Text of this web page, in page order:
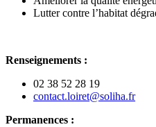
Lutter contre l’habitat
Renseignements :
02 38 52 28 19
contact.loiret@soliha.fr
Permanences :